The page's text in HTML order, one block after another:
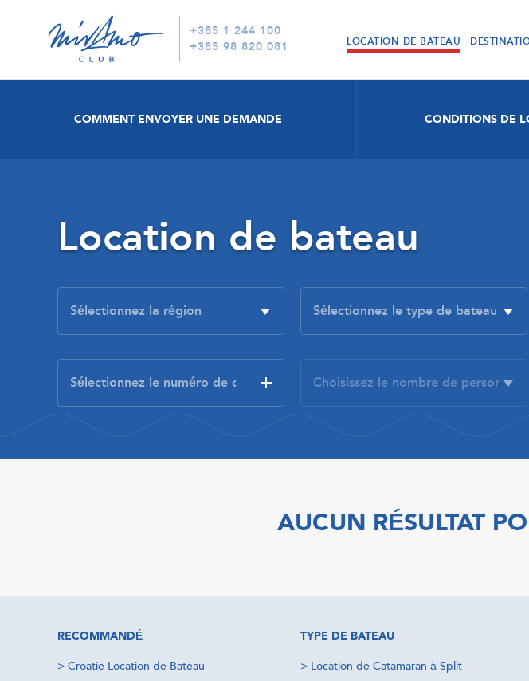
+385 1 244 100
+385 98 820 081
LOCATION DE BATEAU
COMMENT ENVOYER UNE DEMANDE CONDITIONS DE
Location de bateau
AUCUN RÉSULTAT
RECOMMANDÉ
> Croatie Location de Bateau
TYPE DE BATEAU
> Location de Catamaran à Split